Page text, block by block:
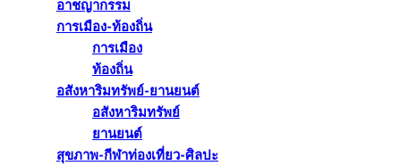
อาชญากรรม
การเมือง-ท้องถิ่น
การเมือง
ท้องถิ่น
อสังหาริมทรัพย์-ยานยนต์
อสังหาริมทรัพย์
ยานยนต์
สุขภาพ-กีฬาท่องเที่ยว-ศิลปะ